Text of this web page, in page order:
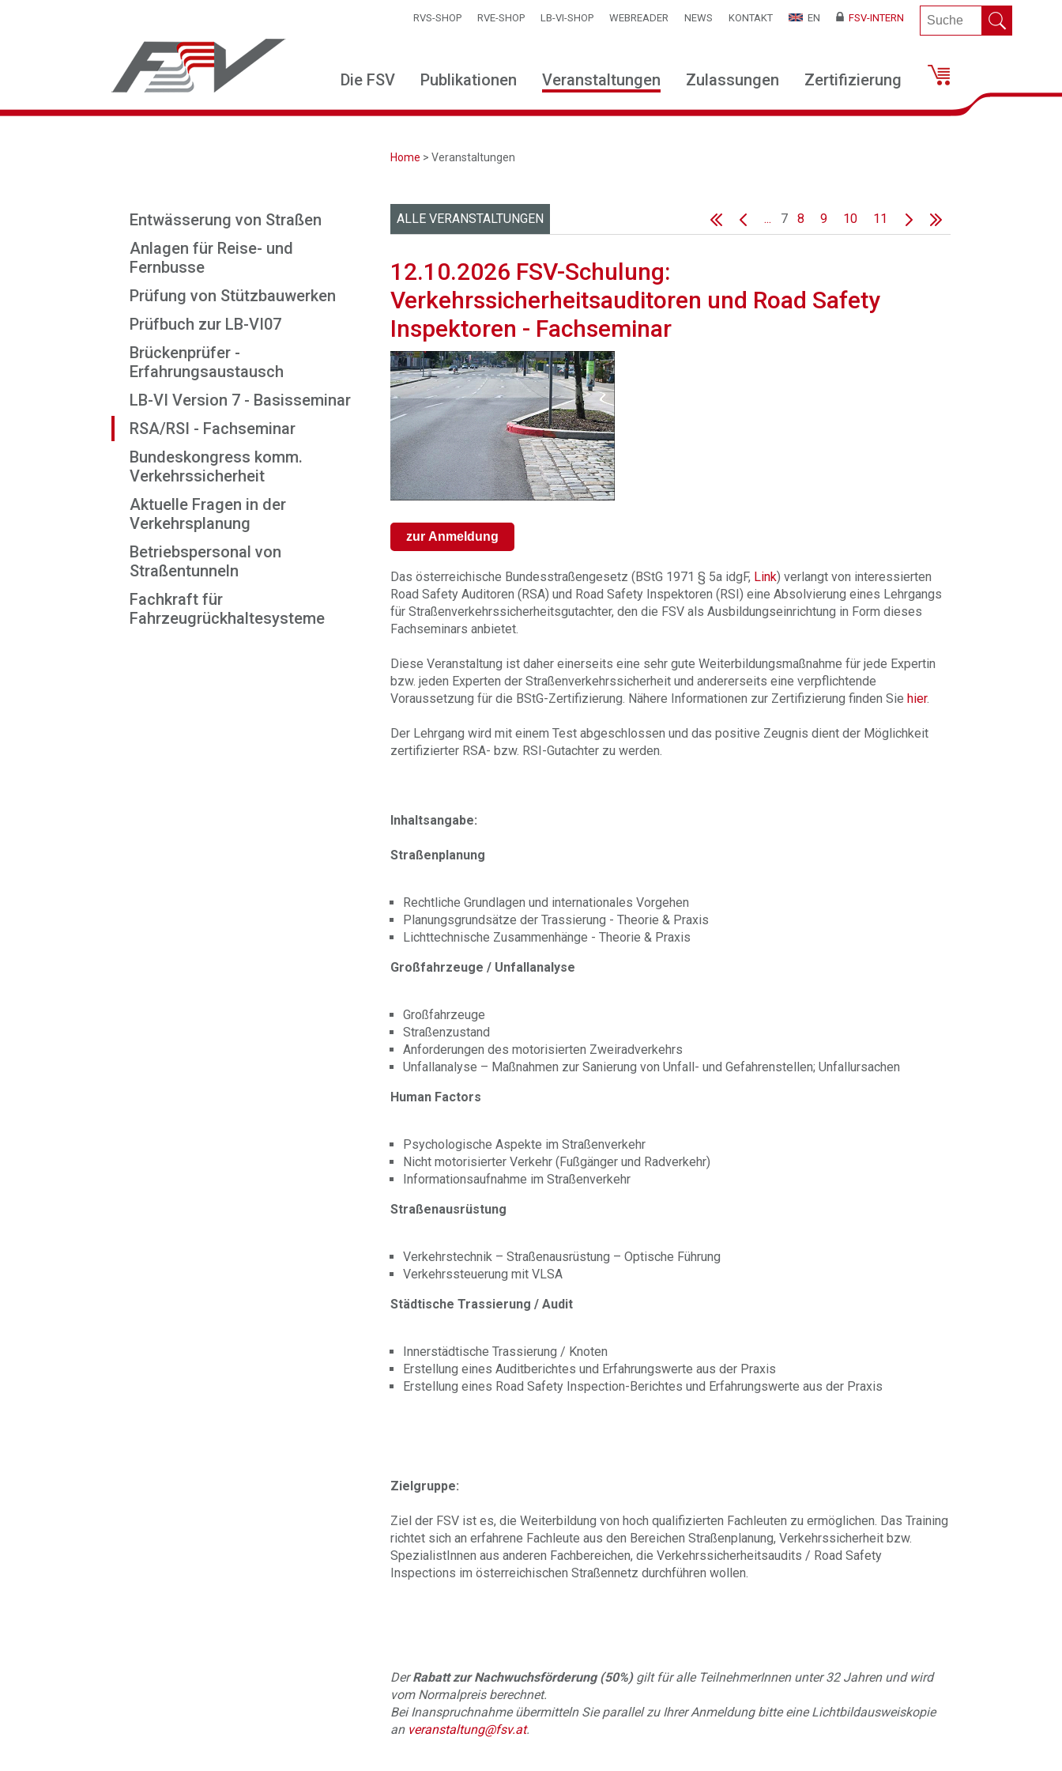
RVS-SHOP RVE-SHOP LB-VI-SHOP WEBREADER NEWS KONTAKT EN FSV-INTERN
Die FSV Publikationen Veranstaltungen Zulassungen Zertifizierung
Home > Veranstaltungen
Entwässerung von Straßen
Anlagen für Reise- und
Fernbusse
Prüfung von Stützbauwerken
Prüfbuch zur LB-VI07
Brückenprüfer -
Erfahrungsaustausch
LB-VI Version 7 - Basisseminar
RSA/RSI - Fachseminar
Bundeskongress komm.
Verkehrssicherheit
Aktuelle Fragen in der
Verkehrsplanung
Betriebspersonal von
Straßentunneln
Fachkraft für
Fahrzeugrückhaltesysteme
ALLE VERANSTALTUNGEN ... 7 8 9 10 11
12.10.2026 FSV-Schulung:
Verkehrssicherheitsauditoren und Road Safety
Inspektoren - Fachseminar
zur Anmeldung
Das österreichische Bundesstraßengesetz (BStG 1971 § 5a idgF, Link) verlangt von interessierten
Road Safety Auditoren (RSA) und Road Safety Inspektoren (RSI) eine Absolvierung eines Lehrgangs
für Straßenverkehrssicherheitsgutachter, den die FSV als Ausbildungseinrichtung in Form dieses
Fachseminars anbietet.
Diese Veranstaltung ist daher einerseits eine sehr gute Weiterbildungsmaßnahme für jede Expertin
bzw. jeden Experten der Straßenverkehrssicherheit und andererseits eine verpflichtende
Voraussetzung für die BStG-Zertifizierung. Nähere Informationen zur Zertifizierung finden Siehier.
Der Lehrgang wird mit einem Test abgeschlossen und das positive Zeugnis dient der Möglichkeit
zertifizierter RSA- bzw. RSI-Gutachter zu werden.
Inhaltsangabe:
Straßenplanung
Rechtliche Grundlagen und internationales Vorgehen
Planungsgrundsätze der Trassierung - Theorie & Praxis
Lichttechnische Zusammenhänge - Theorie & Praxis
Großfahrzeuge / Unfallanalyse
Großfahrzeuge
Straßenzustand
Anforderungen des motorisierten Zweiradverkehrs
Unfallanalyse – Maßnahmen zur Sanierung von Unfall- und Gefahrenstellen; Unfallursachen
Human Factors
Psychologische Aspekte im Straßenverkehr
Nicht motorisierter Verkehr (Fußgänger und Radverkehr)
Informationsaufnahme im Straßenverkehr
Straßenausrüstung
Verkehrstechnik – Straßenausrüstung – Optische Führung
Verkehrssteuerung mit VLSA
Städtische Trassierung / Audit
Innerstädtische Trassierung / Knoten
Erstellung eines Auditberichtes und Erfahrungswerte aus der Praxis
Erstellung eines Road Safety Inspection-Berichtes und Erfahrungswerte aus der Praxis
Zielgruppe:
Ziel der FSV ist es, die Weiterbildung von hoch qualifizierten Fachleuten zu ermöglichen. Das Training
richtet sich an erfahrene Fachleute aus den Bereichen Straßenplanung, Verkehrssicherheit bzw.
SpezialistInnen aus anderen Fachbereichen, die Verkehrssicherheitsaudits / Road Safety
Inspections im österreichischen Straßennetz durchführen wollen.
DerRabatt zur Nachwuchsförderung (50%) gilt für alle TeilnehmerInnen unter 32 Jahren und wird
vom Normalpreis berechnet.
Bei Inanspruchnahme übermitteln Sie parallel zu Ihrer Anmeldung bitte eine Lichtbildausweiskopie
an veranstaltung@fsv.at.